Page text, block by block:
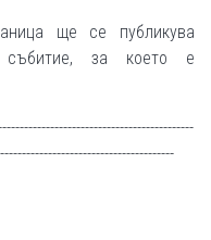
ще се публикува
събитие, за което е